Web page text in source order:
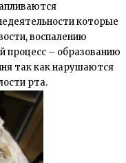
которые
воспалению
процесс – образованию
так как нарушаются
рта.